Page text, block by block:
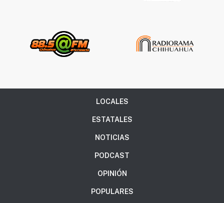
LOCALES
ESTATALES
NOTICIAS
PODCAST
OPINIÓN
POPULARES